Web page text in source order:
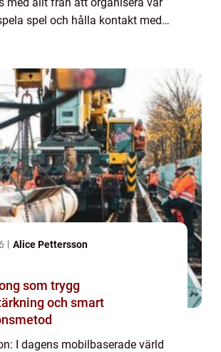
spel och hålla kontakt med
Alice Pettersson
som trygg
och smart
I dagens mobilbaserade värld